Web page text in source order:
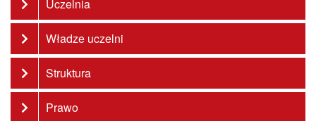
Uczelnia
Władze uczelni
Struktura
Prawo